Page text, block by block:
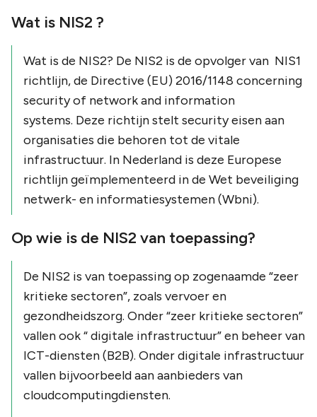
Wat is NIS2 ?
Wat is de NIS2? De NIS2 is de opvolger van NIS1
richtlijn, de Directive (EU) 2016/1148 concerning
security of network and information
systems. Deze richtijn stelt security eisen aan
organisaties die behoren tot de vitale
infrastructuur. In Nederland is deze Europese
richtlijn geïmplementeerd in de Wet beveiliging
netwerk- en informatiesystemen (Wbni).
Op wie is de NIS2 van toepassing?
De NIS2 is van toepassing op zogenaamde “zeer
kritieke sectoren”, zoals vervoer en
gezondheidszorg. Onder “zeer kritieke sectoren”
vallen ook “ digitale infrastructuur” en beheer van
ICT-diensten (B2B). Onder digitale infrastructuur
vallen bijvoorbeeld aan aanbieders van
cloudcomputingdiensten.